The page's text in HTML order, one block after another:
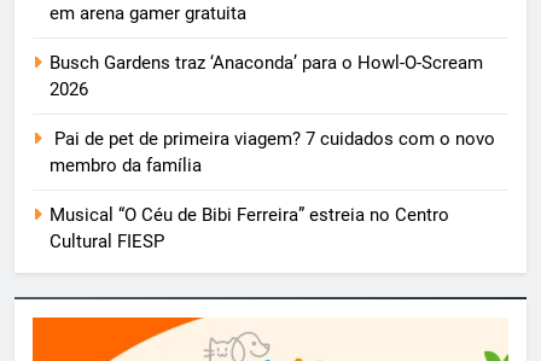
em arena gamer gratuita
Busch Gardens traz ‘Anaconda’ para o Howl-O-Scream
2026
Pai de pet de primeira viagem? 7 cuidados com o novo
membro da família
Musical “O Céu de Bibi Ferreira” estreia no Centro
Cultural FIESP